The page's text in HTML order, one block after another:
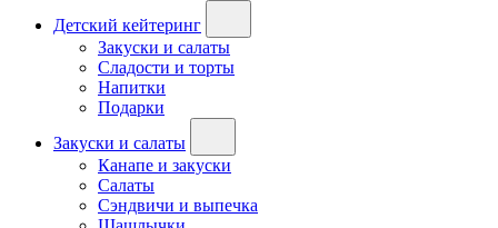
Детский кейтеринг
Закуски и салаты
Сладости и торты
Напитки
Подарки
Закуски и салаты
Канапе и закуски
Салаты
Сэндвичи и выпечка